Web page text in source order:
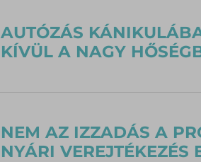
AUTÓZÁS
KÍVÜL A NAGY
NEM AZ IZZADÁS A
NYÁRI VEREJTÉKEZÉS